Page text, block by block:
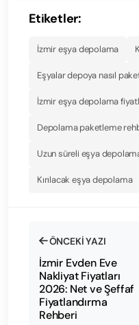
Etiketler:
İzmir eşya depolama
Eşyalar depoya nasıl
İzmir eşya depolama
Depolama paketleme
Uzun süreli eşya
Kırılacak eşya depolama
ÖNCEKI YAZI
İzmir Evden Eve
Nakliyat Fiyatları
2026: Net ve Şeffaf
Fiyatlandırma
Rehberi